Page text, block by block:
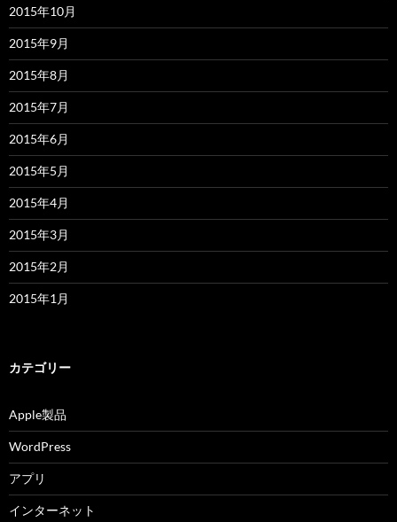
2015年10月
2015年9月
2015年8月
2015年7月
2015年6月
2015年5月
2015年4月
2015年3月
2015年2月
2015年1月
カテゴリー
Apple製品
WordPress
アプリ
インターネット